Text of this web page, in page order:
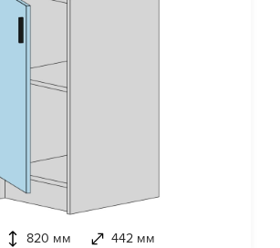
820 мм 442 мм